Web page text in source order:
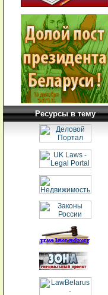
Ресурсы в тему